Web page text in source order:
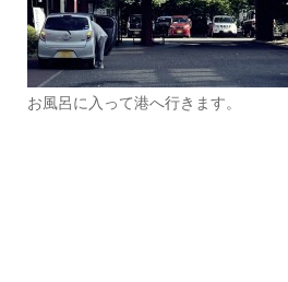
お風呂に入って港へ行きます。